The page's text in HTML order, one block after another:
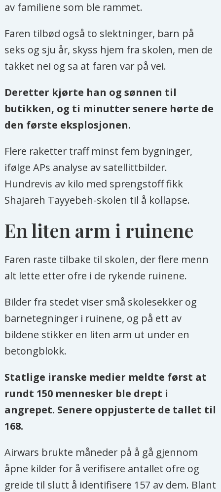
av familiene som ble rammet.
Faren tilbød også to slektninger, barn på
seks og sju år, skyss hjem fra skolen, men de
takket nei og sa at faren var på vei.
Deretter kjørte han og sønnen til
butikken, og ti minutter senere hørte de
den første eksplosjonen.
Flere raketter traff minst fem bygninger,
ifølge APs analyse av satellittbilder.
Hundrevis av kilo med sprengstoff fikk
Shajareh Tayyebeh-skolen til å kollapse.
En liten arm i ruinene
Faren raste tilbake til skolen, der flere menn
alt lette etter ofre i de rykende ruinene.
Bilder fra stedet viser små skolesekker og
barnetegninger i ruinene, og på ett av
bildene stikker en liten arm ut under en
betongblokk.
Statlige iranske medier meldte først at
rundt 150 mennesker ble drept i
angrepet. Senere oppjusterte de tallet til
168.
Airwars brukte måneder på å gå gjennom
åpne kilder for å verifisere antallet ofre og
greide til slutt å identifisere 157 av dem. Blant